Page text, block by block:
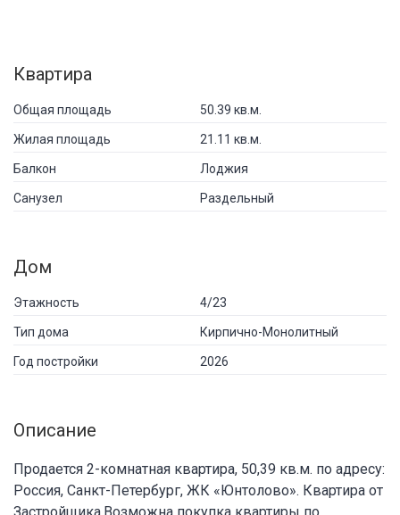
Квартира
Общая площадь 50.39 кв.м.
Жилая площадь 21.11 кв.м.
Балкон Лоджия
Санузел Раздельный
Дом
Этажность 4/23
Тип дома Кирпично-Монолитный
Год постройки 2026
Описание
Продается 2-комнатная квартира, 50,39 кв.м. по адресу:
Россия, Санкт-Петербург, ЖК «Юнтолово». Квартира от
Застройщика.Возможна покупка квартиры по